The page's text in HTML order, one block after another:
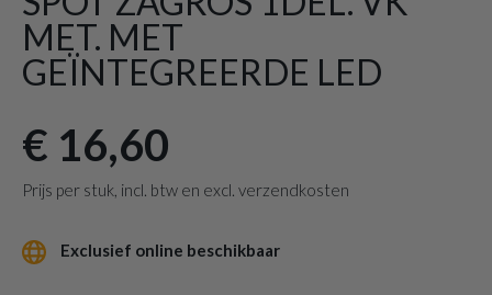
MET. MET
GEÏNTEGREERDE LED
€ 16,60
Prijs per stuk, incl. btw en excl. verzendkosten
Exclusief online beschikbaar